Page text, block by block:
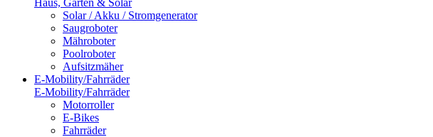
Haus, Garten & Solar
Solar / Akku / Stromgenerator
Saugroboter
Mähroboter
Poolroboter
Aufsitzmäher
E-Mobility/Fahrräder
E-Mobility/Fahrräder
Motorroller
E-Bikes
Fahrräder